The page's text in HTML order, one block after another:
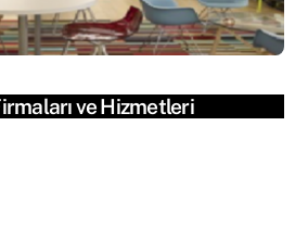
ve Hizmetleri